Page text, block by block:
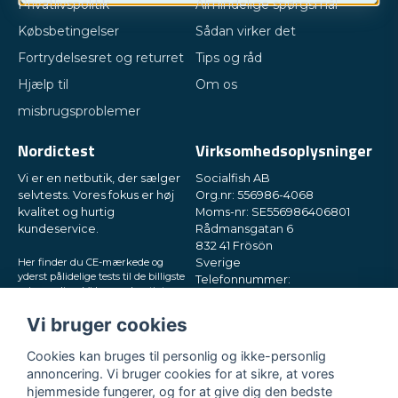
Privatlivspolitik
Købsbetingelser
Fortrydelsesret og returret
Hjælp til
misbrugsproblemer
Almindelige spørgsmål
Sådan virker det
Tips og råd
Om os
Nordictest
Vi er en netbutik, der sælger
selvtests. Vores fokus er høj
kvalitet og hurtig
kundeservice.
Her finder du CE-mærkede og
yderst pålidelige tests til de billigste
priser online. Vi leverer hurtigt
diskrete pakker. Prøv os!
Virksomhedsoplysninger
Socialfish AB
Org.nr: 556986-4068
Moms-nr: SE556986406801
Rådmansgatan 6
832 41 Frösön
Sverige
Telefonnummer:
Man-fre kl. 10-17
Vi bruger cookies
Cookies kan bruges til personlig og ikke-personlig
annoncering. Vi bruger cookies for at sikre, at vores
hjemmeside fungerer, og for at give dig den bedste